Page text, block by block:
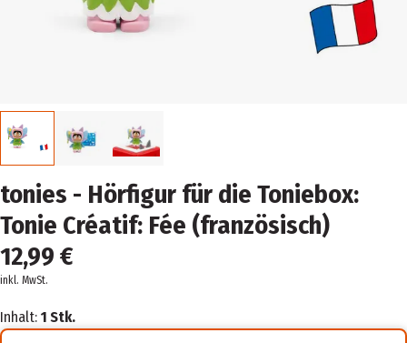
tonies - Hörfigur für die Toniebox:
Tonie Créatif: Fée (französisch)
12,99 €
inkl. MwSt.
Inhalt: 1 Stk.